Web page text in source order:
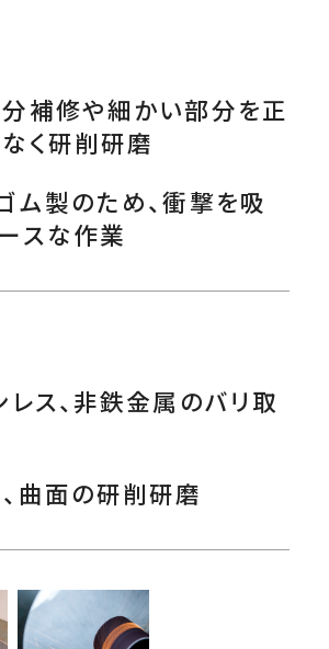
補修や細かい部分を正
く研削研磨
ム製のため、衝撃を吸
スな作業
レス、非鉄金属のバリ取
曲面の研削研磨